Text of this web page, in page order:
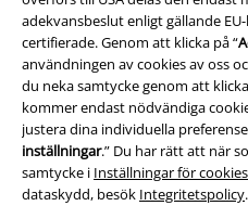
adekvansbeslut enligt gällande
certifierade. Genom att klicka på “
användningen av cookies av oss
du neka samtycke genom att
kommer endast nödvändiga
justera dina individuella
inställningar.” Du har rätt att när
samtycke i Inställningar för cookies
dataskydd, besök Integritetspolicy.
Om oss
Ladda ner villkoren
Avfallshantering och miljöskydd
Försäkran om överensstämmelse